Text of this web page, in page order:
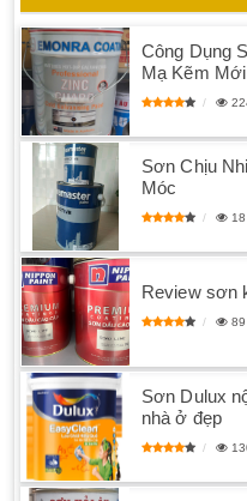
Công Dụng
Mạ Kẽm Mới
Sơn Chịu
Móc
18
Review sơn
89
Sơn Dulux
nhà ở đẹp